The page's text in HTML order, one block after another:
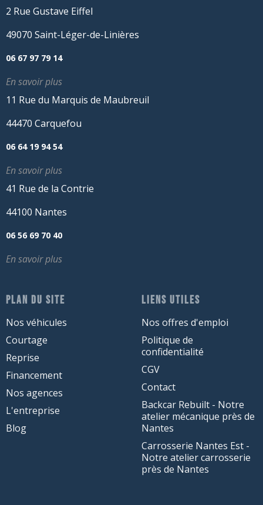
2 Rue Gustave Eiffel
49070 Saint-Léger-de-Linières
06 67 97 79 14
En savoir plus
11 Rue du Marquis de Maubreuil
44470 Carquefou
06 64 19 94 54
En savoir plus
41 Rue de la Contrie
44100 Nantes
06 56 69 70 40
En savoir plus
PLAN DU SITE
Nos véhicules
Courtage
Reprise
Financement
Nos agences
L'entreprise
Blog
LIENS UTILES
Nos offres d'emploi
Politique de
confidentialité
CGV
Contact
Backcar Rebuilt - Notre
atelier mécanique près de
Nantes
Carrosserie Nantes Est -
Notre atelier carrosserie
près de Nantes